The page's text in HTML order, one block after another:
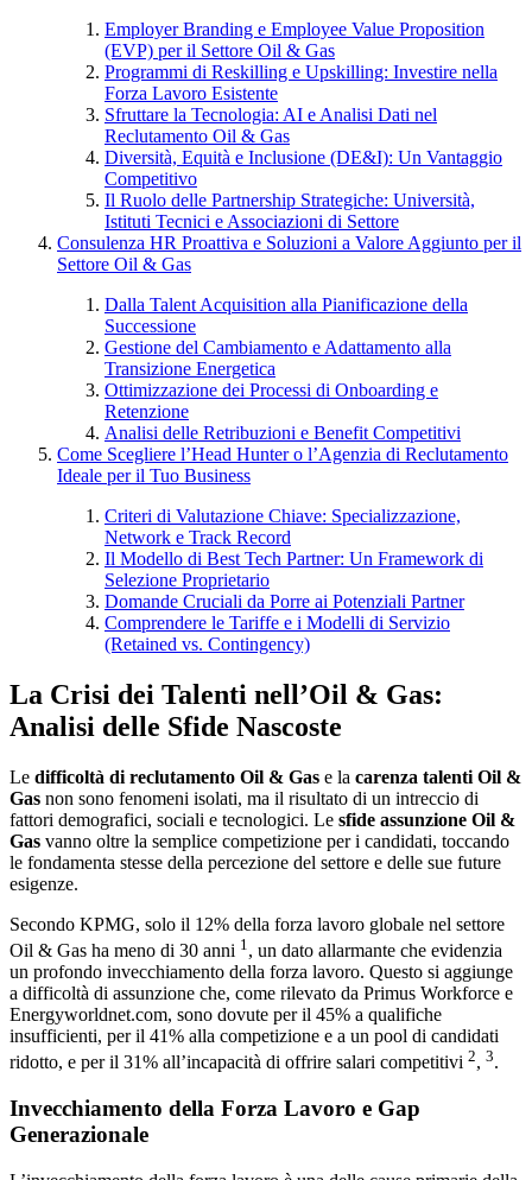
Employer Branding e Employee Value Proposition
(EVP) per il Settore Oil & Gas
Programmi di Reskilling e Upskilling: Investire nella
Forza Lavoro Esistente
Sfruttare la Tecnologia: AI e Analisi Dati nel
Reclutamento Oil & Gas
Diversità, Equità e Inclusione (DE&I): Un Vantaggio
Competitivo
Il Ruolo delle Partnership Strategiche: Università,
Istituti Tecnici e Associazioni di Settore
Consulenza HR Proattiva e Soluzioni a Valore Aggiunto per il
Settore Oil & Gas
Dalla Talent Acquisition alla Pianificazione della
Successione
Gestione del Cambiamento e Adattamento alla
Transizione Energetica
Ottimizzazione dei Processi di Onboarding e
Retenzione
Analisi delle Retribuzioni e Benefit Competitivi
Come Scegliere l’Head Hunter o l’Agenzia di Reclutamento
Ideale per il Tuo Business
Criteri di Valutazione Chiave: Specializzazione,
Network e Track Record
Il Modello di Best Tech Partner: Un Framework di
Selezione Proprietario
Domande Cruciali da Porre ai Potenziali Partner
Comprendere le Tariffe e i Modelli di Servizio
(Retained vs. Contingency)
La Crisi dei Talenti nell’Oil & Gas:
Analisi delle Sfide Nascoste
Le difficoltà di reclutamento Oil & Gas e la carenza talenti Oil &
Gas non sono fenomeni isolati, ma il risultato di un intreccio di
fattori demografici, sociali e tecnologici. Le sfide assunzione Oil &
Gas vanno oltre la semplice competizione per i candidati, toccando
le fondamenta stesse della percezione del settore e delle sue future
esigenze.
Secondo KPMG, solo il 12% della forza lavoro globale nel settore
Oil & Gas ha meno di 30 anni 1 , un dato allarmante che evidenzia
un profondo invecchiamento della forza lavoro. Questo si aggiunge
a difficoltà di assunzione che, come rilevato da Primus Workforce e
Energyworldnet.com, sono dovute per il 45% a qualifiche
insufficienti, per il 41% alla competizione e a un pool di candidati
ridotto, e per il 31% all’incapacità di offrire salari competitivi 2, 3.
Invecchiamento della Forza Lavoro e Gap
Generazionale